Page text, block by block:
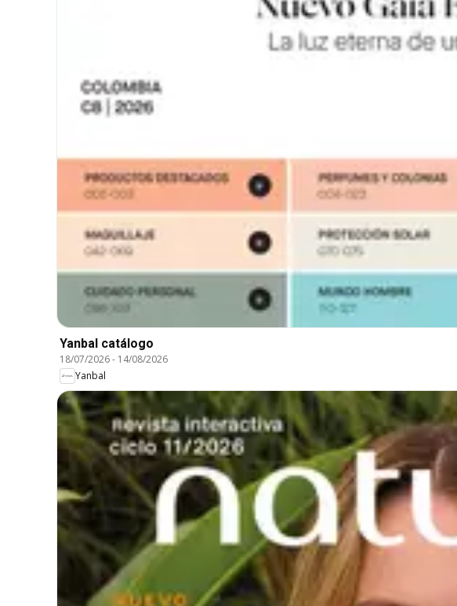
Yanbal catálogo
18/07/2026- 14/08/2026
Yanbal